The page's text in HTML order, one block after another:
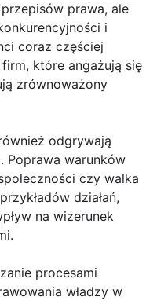
prawa, ale
i
coraz częściej
które angażują się
zrównoważony
odgrywają
Poprawa warunków
czy walka
działań,
na wizerunek
procesami
władzy w